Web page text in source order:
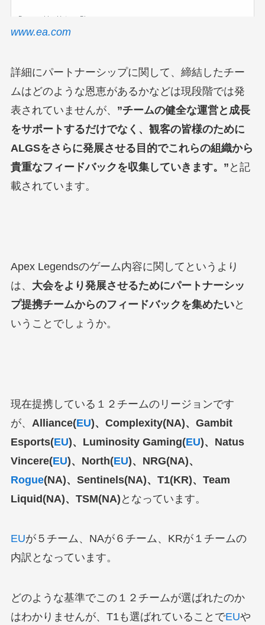
www.ea.com
詳細にパートナーシップに関して、締結したチー
ムはどのような恩恵があるかなどは現段階では発
表されていませんが、 ”チームの健全な運営と成長
をサポートするだけでなく、観客の皆様のために
ALGSをさらに発展させる目的でこれらの組織から
貴重なフィードバックを収集していきます。” と記
載されています。
Apex Legendsのゲーム内容に関してというより
は、 大会をより発展させるためにパートナーシッ
プ提携チームからのフィードバックを集めたいと
いうことでしょうか。
現在提携している１２チームのリージョンです
が、 Alliance(EU)、Complexity(NA)、Gambit
Esports(EU)、Luminosity Gaming(EU)、Natus
Vincere(EU)、North(EU)、NRG(NA)、
Rogue(NA)、Sentinels(NA)、T1(KR)、Team
Liquid(NA)、TSM(NA) となっています。
EUが５チーム、NAが６チーム、KRが１チームの
内訳となっています。
どのような基準でこの１２チームが選ばれたのか
はわかりませんが、T1も選ばれていることでEUや